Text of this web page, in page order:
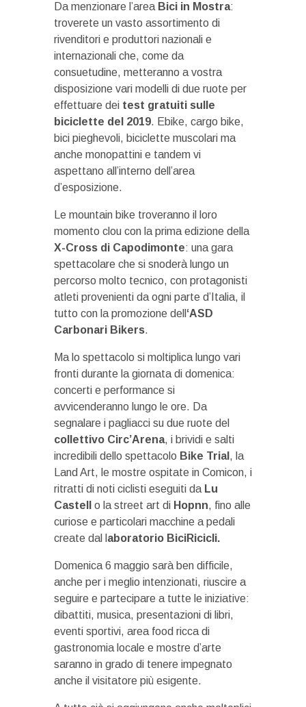
Da menzionare l’area Bici in Mostra:
troverete un vasto assortimento di
rivenditori e produttori nazionali e
internazionali che, come da
consuetudine, metteranno a vostra
disposizione vari modelli di due ruote per
effettuare dei test gratuiti sulle
biciclette del 2019. Ebike, cargo bike,
bici pieghevoli, biciclette muscolari ma
anche monopattini e tandem vi
aspettano all’interno dell’area
d’esposizione.
Le mountain bike troveranno il loro
momento clou con la prima edizione della
X-Cross di Capodimonte: una gara
spettacolare che si snoderà lungo un
percorso molto tecnico, con protagonisti
atleti provenienti da ogni parte d’Italia, il
tutto con la promozione dell ‘ASD
Carbonari Bikers.
Ma lo spettacolo si moltiplica lungo vari
fronti durante la giornata di domenica:
concerti e performance si
avvicenderanno lungo le ore. Da
segnalare i pagliacci su due ruote del
collettivo Circ’Arena, i brividi e salti
incredibili dello spettacolo Bike Trial , la
Land Art, le mostre ospitate in Comicon, i
ritratti di noti ciclisti eseguiti da Lu
Castell
o la street art di Hopnn, fino alle
curiose e particolari macchine a pedali
create dal l aboratorio BiciRicicli.
Domenica 6 maggio sarà ben difficile,
anche per i meglio intenzionati, riuscire a
seguire e partecipare a tutte le iniziative:
dibattiti, musica, presentazioni di libri,
eventi sportivi, area food ricca di
gastronomia locale e mostre d’arte
saranno in grado di tenere impegnato
anche il visitatore più esigente.